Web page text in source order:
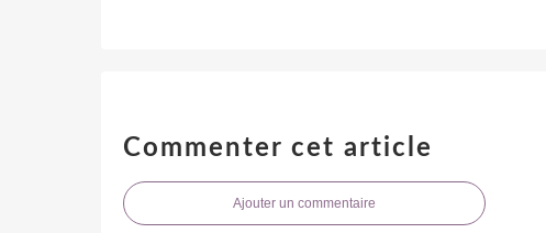
Commenter cet article
Ajouter un commentaire